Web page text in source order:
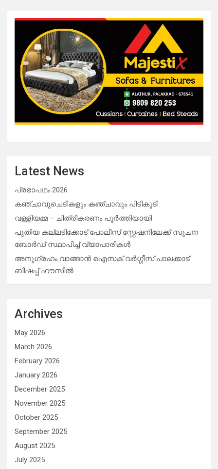
Latest News
പ്രഭാപഥം 2026
കഞ്ചാവുചെടികളും കഞ്ചാവും പിടികൂടി
വള്ളിയമ്മ – ചിത്രീകരണം പൂർത്തിയായി
പുതിയ കല്ലടിക്കോട് പോലീസ് സ്റ്റേഷനിലേക്ക് സൂചന
ബോർഡ് സ്ഥാപിച്ച് വ്യാപാരികൾ
അനുഗ്രഹം വാങ്ങാൻ ഐസക് വര്‍ഗ്ഗീസ് പാലക്കാട്
ബിഷപ്പ് ഹൗസില്‍
Archives
May 2026
March 2026
February 2026
January 2026
December 2025
November 2025
October 2025
September 2025
August 2025
July 2025